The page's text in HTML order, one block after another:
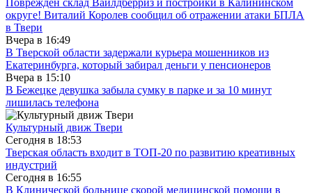
округе! Виталий Королев сообщил об отражении атаки БПЛА
в Твери
Вчера в 16:49
В Тверской области задержали курьера мошенников из
Екатеринбурга, который забирал деньги у пенсионеров
Вчера в 15:10
В Бежецке девушка забыла сумку в парке и за 10 минут
лишилась телефона
Культурный движ Твери
Сегодня в 18:53
Тверская область входит в ТОП-20 по развитию креативных
индустрий
Сегодня в 16:55
В Клинической больнице скорой медицинской помощи в